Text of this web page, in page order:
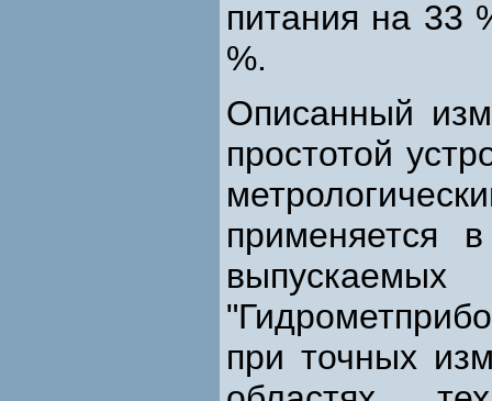
питания на 33
%.
Описанный
простотой
применяется
при точных